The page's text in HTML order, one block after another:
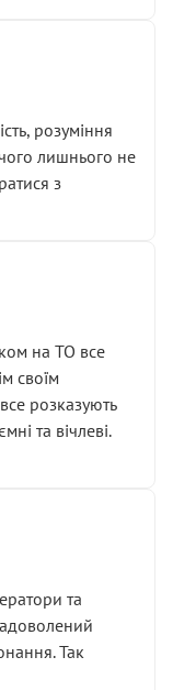
розуміння
лишнього не
з
на ТО все
своїм
розказують
та вічлеві.
та
Так